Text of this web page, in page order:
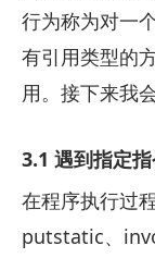
行为称为对一
有引用类型的
用。接下来我
3.1 遇到指定
在程序执行过
putstatic、